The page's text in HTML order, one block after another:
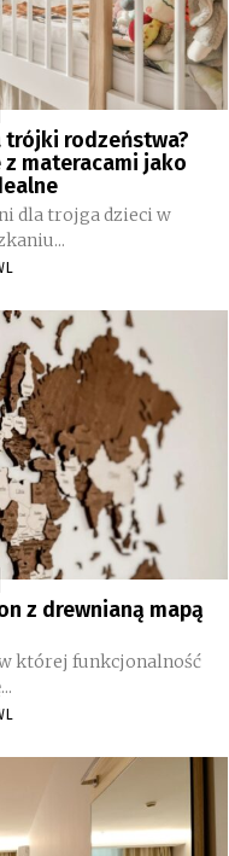
trójki rodzeństwa?
materacami jako
dla trojga dzieci w
z drewnianą mapą
której funkcjonalność